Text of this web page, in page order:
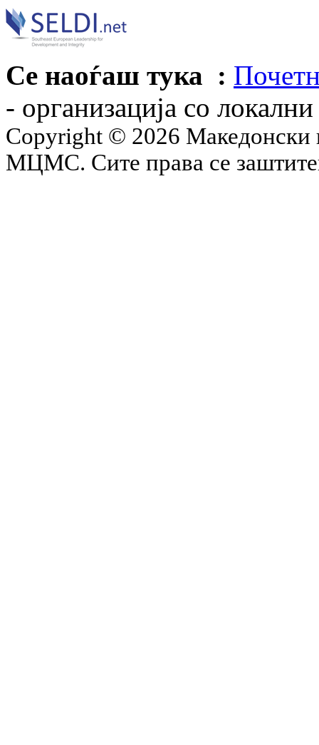
Се наоѓаш тука :
- организација со
Copyright © 2026 Македонски
МЦМС. Сите права се